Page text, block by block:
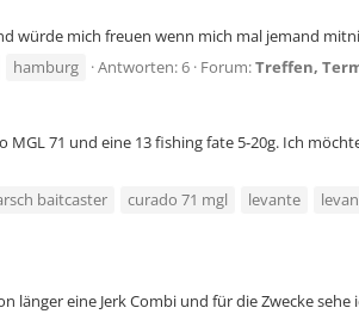
würde mich freuen wenn mich mal jemand
hamburg Antworten: 6 Forum:Treffen,
71 und eine 13 fishing fate 5-20g. Ich
baitcaster curado 71 mgl levante
eine Jerk Combi und für die Zwecke sehe